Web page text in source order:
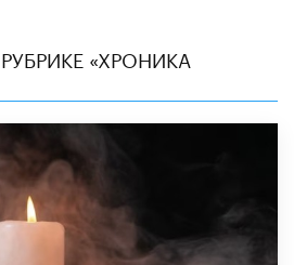
«ХРОНИКА